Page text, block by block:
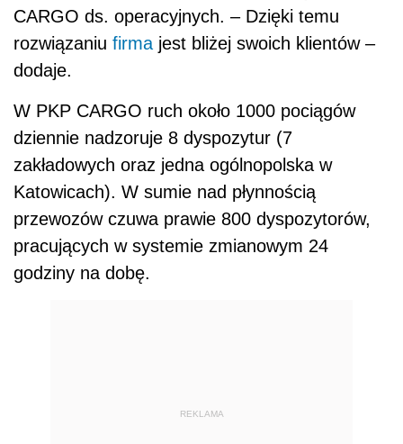
CARGO ds. operacyjnych. – Dzięki temu
rozwiązaniu firma jest bliżej swoich klientów –
dodaje.
W PKP CARGO ruch około 1000 pociągów
dziennie nadzoruje 8 dyspozytur (7
zakładowych oraz jedna ogólnopolska w
Katowicach). W sumie nad płynnością
przewozów czuwa prawie 800 dyspozytorów,
pracujących w systemie zmianowym 24
godziny na dobę.
REKLAMA